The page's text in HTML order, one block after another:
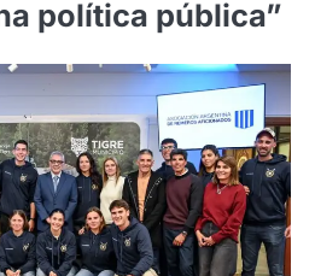
política pública”